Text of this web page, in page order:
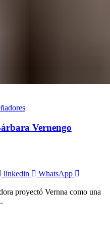
Vernengo
linkedin
WhatsApp
proyectó Vernna como una